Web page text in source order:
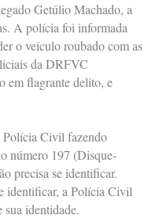
Getúlio Machado, a
A polícia foi informada
o veículo roubado com as
da DRFVC
em flagrante delito, e
Polícia Civil fazendo
número 197 (Disque-
precisa se identificar.
identificar, a Polícia Civil
sua identidade.